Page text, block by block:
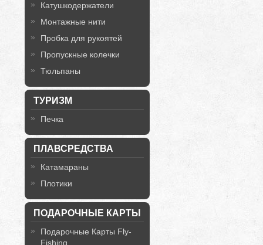
Катушкодержатели
Монтажные нити
Пробка для рукоятей
Пропускные колечки
Тюльпаны
ТУРИЗМ
Печка
ПЛАВСРЕДСТВА
Катамараны
Плотики
ПОДАРОЧНЫЕ КАРТЫ
Подарочные Карты Fly-
Fishing